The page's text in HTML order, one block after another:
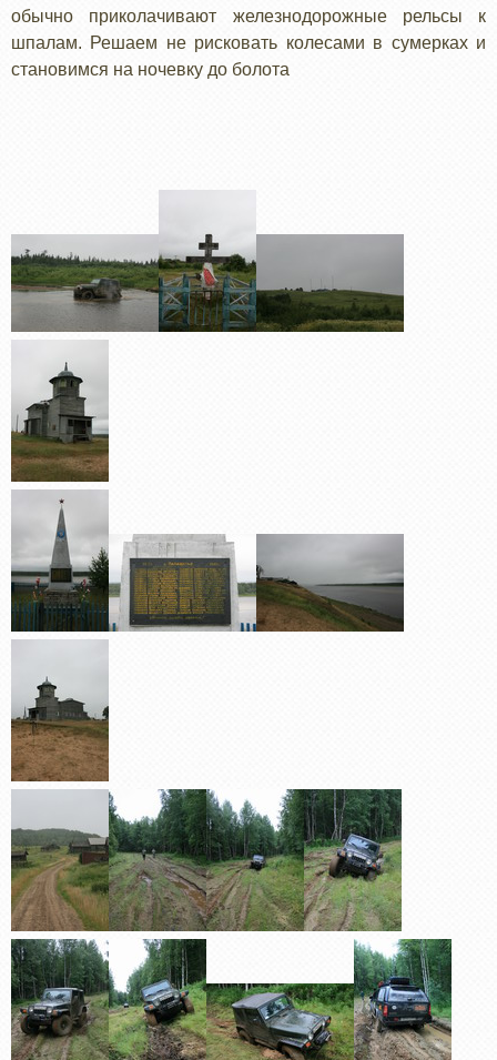
обычно приколачивают железнодорожные рельсы к
шпалам. Решаем не рисковать колесами в сумерках и
становимся на ночевку до болота